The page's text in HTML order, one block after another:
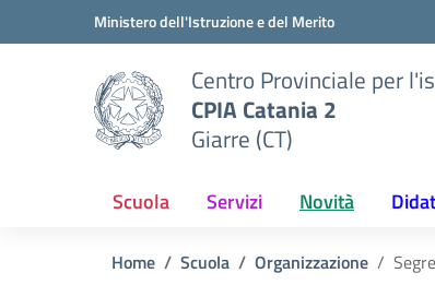
Vai ai contenuti
Vai al menu di navigazioneMinistero dell'Istruzione e del Merito
Centro Provinciale per
CPIA Catania 2
Giarre (CT)
Scuola Servizi Novità
Home Scuola Organizzazione